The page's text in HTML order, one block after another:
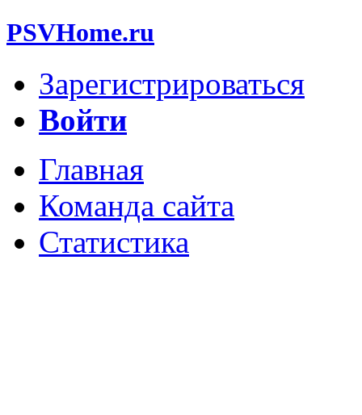
PSVHome.ru
Зарегистрироваться
Войти
Главная
Команда сайта
Статистика